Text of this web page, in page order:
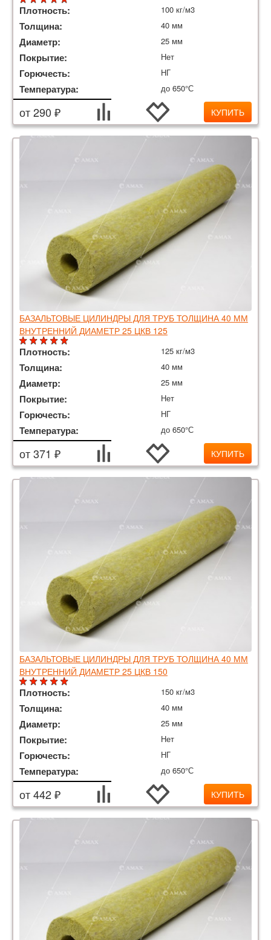
Плотность: 100 кг/м3
Толщина: 40 мм
Диаметр: 25 мм
Покрытие: Нет
Горючесть: НГ
Температура: до 650°С
от 290 ₽ КУПИТЬ
БАЗАЛЬТОВЫЕ ЦИЛИНДРЫ ДЛЯ ТРУБ ТОЛЩИНА 40 ММ
ВНУТРЕННИЙ ДИАМЕТР 25 ЦКВ 125
Плотность: 125 кг/м3
Толщина: 40 мм
Диаметр: 25 мм
Покрытие: Нет
Горючесть: НГ
Температура: до 650°С
от 371 ₽ КУПИТЬ
БАЗАЛЬТОВЫЕ ЦИЛИНДРЫ ДЛЯ ТРУБ ТОЛЩИНА 40 ММ
ВНУТРЕННИЙ ДИАМЕТР 25 ЦКВ 150
Плотность: 150 кг/м3
Толщина: 40 мм
Диаметр: 25 мм
Покрытие: Нет
Горючесть: НГ
Температура: до 650°С
от 442 ₽ КУПИТЬ